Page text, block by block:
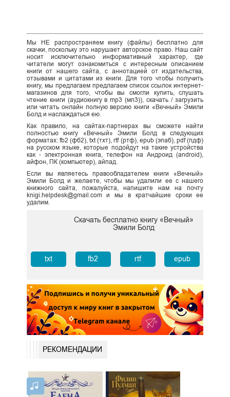
Мы НЕ распространяем книгу (файлы) бесплатно для
скачки, поскольку это нарушает авторское право. Наш сайт
носит исключительно информативный характер, где
читатели могут ознакомиться с интересным описанием
книги от нашего сайта, с аннотацией от издательства,
отзывами и цитатами из книги. Для того чтобы получить
книгу, мы предлагаем предлагаем список ссылок интернет-
магазинов для того, чтобы вы смогли купить, слушать
чтение книги (аудиокнигу в mp3 (мп3)), скачать / загрузить
или читать онлайн полную версию книги «Вечный» Эмили
Болд и наслаждаться ею.
Как правило, на сайтах-партнерах вы сможете найти
полностью книгу «Вечный» Эмили Болд в следующих
форматах: fb2 (фб2), txt (тхт), rtf (ртф), epub (эпаб), pdf (пдф)
на русском языке, которые подойдут на такие устройства
как - электронная книга, телефон на Андроид (android),
айфон, ПК (компьютер), айпад.
Если вы являетесь правообладателем книги «Вечный»
Эмили Болд и желаете, чтобы мы удалили ее с нашего
книжного сайта, пожалуйста, напишите нам на почту
knigi.helpdesk@gmail.com и мы в кратчайшие сроки ее
удалим.
Скачать бесплатно книгу «Вечный»
Эмили Болд
txt fb2 rtf epub
РЕКОМЕНДАЦИИ